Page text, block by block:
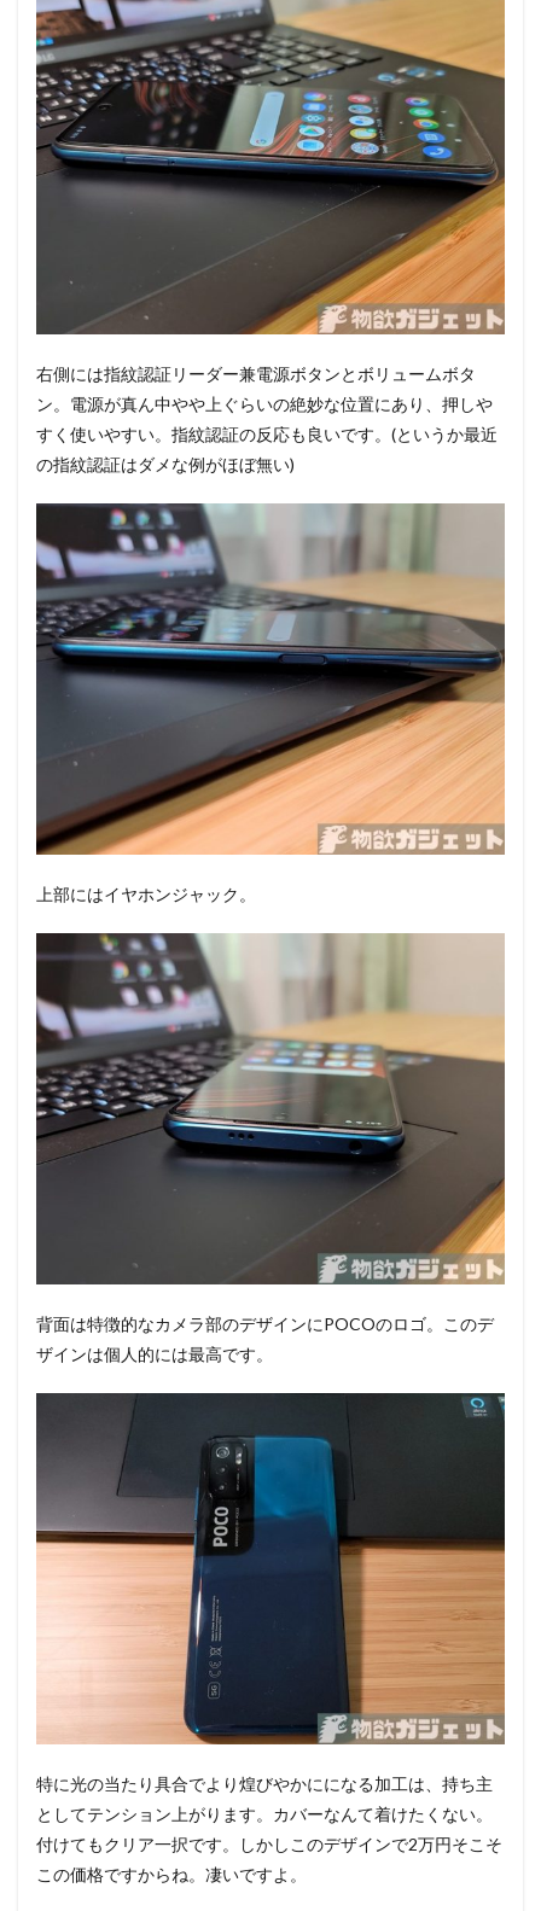
右側には指紋認証リーダー兼電源ボタンとボリュームボタ
ン。電源が真ん中やや上ぐらいの絶妙な位置にあり、押しや
すく使いやすい。指紋認証の反応も良いです。(というか最近
の指紋認証はダメな例がほぼ無い)
上部にはイヤホンジャック。
背面は特徴的なカメラ部のデザインにPOCOのロゴ。このデ
ザインは個人的には最高です。
特に光の当たり具合でより煌びやかにになる加工は、持ち主
としてテンション上がります。カバーなんて着けたくない。
付けてもクリア一択です。しかしこのデザインで2万円そこそ
この価格ですからね。凄いですよ。